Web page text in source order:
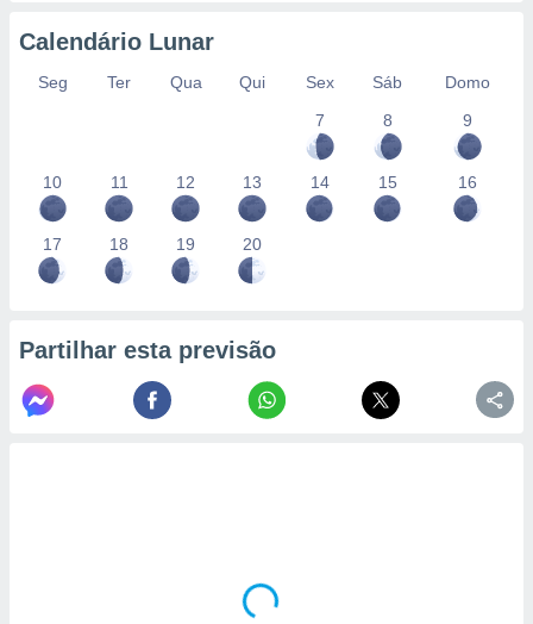
Calendário Lunar
Seg Ter Qua Qui Sex Sáb
Domo
7
8 9
10 11 12 13 14 15 16
17 18 19 20
Partilhar esta previsão